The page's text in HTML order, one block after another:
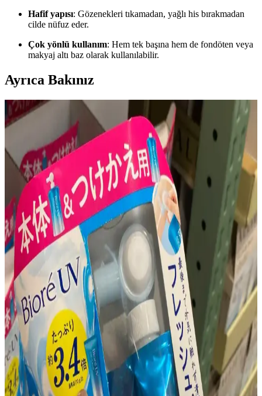
Hafif yapısı: Gözenekleri tıkamadan, yağlı his bırakmadan
cilde nüfuz eder.
Çok yönlü kullanım: Hem tek başına hem de fondöten veya
makyaj altı baz olarak kullanılabilir.
Ayrıca Bakınız
Ağız Çevresinde Perioral Dermatit: Nedenleri,
Belirtileri ve Etkili Tedavi Yöntemleri
Perioral dermatit, ağız çevresinde kırmızı kabarcıklar ve
kızarıklıklarla kendini gösteren cilt rahatsızlığıdır. Nedenleri,
belirtileri ve dermatolog kontrolünde uygulanan tedavi yöntemleri
detaylıca ele alınmaktadır.
Asya Güzellik Ürünleriyle Fondöten Altı Hazırlık ve
Pürüzsüz Makyaj Teknikleri
Asya güzellik ürünleriyle fondöten altına uygun güneş koruyucu,
nemlendirici ve primer seçimi makyajın pürüzsüz ve kalıcı olmasını
sağlar. Doğru uygulama ve cilt bakımı önemlidir.
Sıcak ve Nemli Havalarda Yağlı Ciltler İçin Hafif ve
Mat Güneş Koruyucu Seçimi
Yağlı ciltler için sıcak ve nemli havalarda tercih edilecek güneş
koruyucuların hafif, mat yapıda ve suya dayanıklı olması gereklidir.
Japon, Kore ve Tayland markaları uygun seçenekler sunar.
Sulfacetamide ve Sülfür İçeren Ürünlerle Seboreik
Dermatit ve Kızarıklık Yönetimi Yöntemleri